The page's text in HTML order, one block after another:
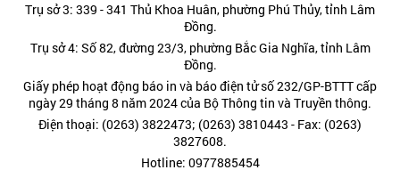
Trụ sở 3: 339 - 341 Thủ Khoa Huân, phường Phú Thủy, tỉnh Lâm
Đồng.
Trụ sở 4: Số 82, đường 23/3, phường Bắc Gia Nghĩa, tỉnh Lâm
Đồng.
Giấy phép hoạt động báo in và báo điện tử số 232/GP-BTTT cấp
ngày 29 tháng 8 năm 2024 của Bộ Thông tin và Truyền thông.
Điện thoại: (0263) 3822473; (0263) 3810443 - Fax: (0263)
3827608.
Hotline: 0977885454